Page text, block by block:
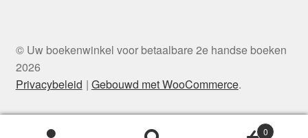
© Uw boekenwinkel voor betaalbare 2e handse boeken
2026
Privacybeleid
Gebouwd met WooCommerce.
0